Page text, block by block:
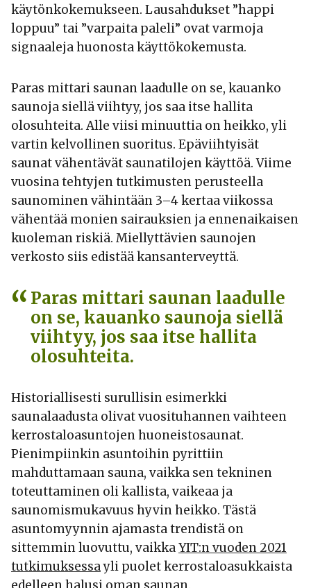
käytönkokemukseen. Lausahdukset ”happi
loppuu” tai ”varpaita paleli” ovat varmoja
signaaleja huonosta käyttökokemusta.
Paras mittari saunan laadulle on se, kauanko
saunoja siellä viihtyy, jos saa itse hallita
olosuhteita. Alle viisi minuuttia on heikko, yli
vartin kelvollinen suoritus. Epäviihtyisät
saunat vähentävät saunatilojen käyttöä. Viime
vuosina tehtyjen tutkimusten perusteella
saunominen vähintään 3–4 kertaa viikossa
vähentää monien sairauksien ja ennenaikaisen
kuoleman riskiä. Miellyttävien saunojen
verkosto siis edistää kansanterveyttä.
Paras mittari saunan laadulle
on se, kauanko saunoja siellä
viihtyy, jos saa itse hallita
olosuhteita.
Historiallisesti surullisin esimerkki
saunalaadusta olivat vuosituhannen vaihteen
kerrostaloasuntojen huoneistosaunat.
Pienimpiinkin asuntoihin pyrittiin
mahduttamaan sauna, vaikka sen tekninen
toteuttaminen oli kallista, vaikeaa ja
saunomismukavuus hyvin heikko. Tästä
asuntomyynnin ajamasta trendistä on
sittemmin luovuttu, vaikkaYIT:n vuoden 2021
tutkimuksessayli puolet kerrostaloasukkaista